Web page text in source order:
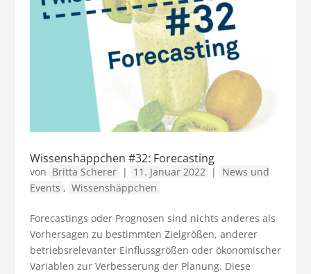
Wissenshäppchen #32: Forecasting
von Britta Scherer | 11. Januar 2022 |
News und
Events , Wissenshäppchen
Forecastings oder Prognosen sind nichts anderes als
Vorhersagen zu bestimmten Zielgrößen, anderer
betriebsrelevanter Einflussgrößen oder ökonomischer
Variablen zur Verbesserung der Planung. Diese